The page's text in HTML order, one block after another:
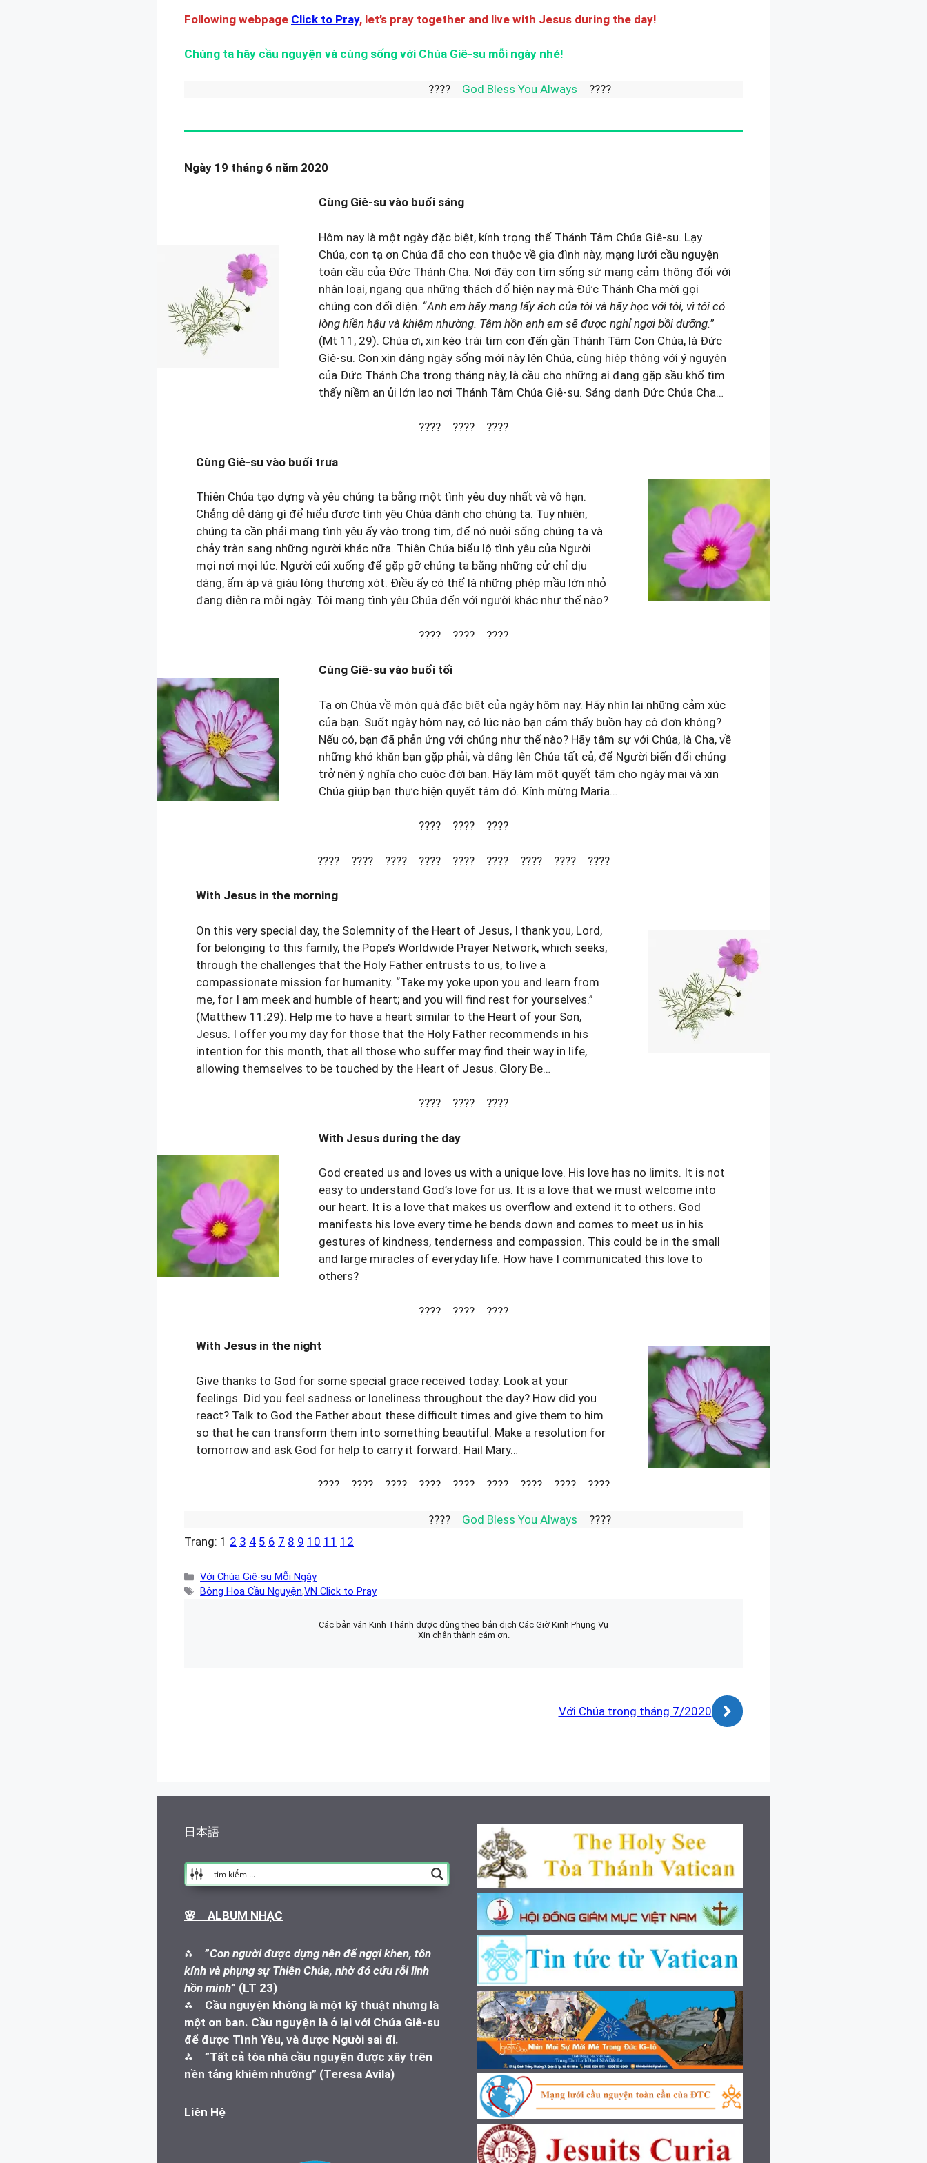
Following webpage Click to Pray, let’s pray together and live with Jesus during the day!
Chúng ta hãy cầu nguyện và cùng sống với Chúa Giê-su mỗi ngày nhé!
????God Bless You Always
Ngày 19 tháng 6 năm 2020
Cùng Giê-su vào buổi sáng
Hôm nay là một ngày đặc biệt, kính trọng thể Thánh Tâm Chúa Giê-su. Lạy
Chúa, con tạ ơn Chúa đã cho con thuộc về gia đình này, mạng lưới cầu nguyện
toàn cầu của Đức Thánh Cha. Nơi đây con tìm sống sứ mạng cảm thông đối với
nhân loại, ngang qua những thách đố hiện nay mà Đức Thánh Cha mời gọi
chúng con đối diện. “Anh em hãy mang lấy ách của tôi và hãy học với tôi, vì tôi có
lòng hiền hậu và khiêm nhường. Tâm hồn anh em sẽ được nghỉ ngơi bồi dưỡng.”
(Mt 11, 29). Chúa ơi, xin kéo trái tim con đến gần Thánh Tâm Con Chúa, là Đức
Giê-su. Con xin dâng ngày sống mới này lên Chúa, cùng hiệp thông với ý nguyện
của Đức Thánh Cha trong tháng này, là cầu cho những ai đang gặp sầu khổ tìm
thấy niềm an ủi lớn lao nơi Thánh Tâm Chúa Giê-su. Sáng danh Đức Chúa Cha…
???? ???? ????
Cùng Giê-su vào buổi trưa
Thiên Chúa tạo dựng và yêu chúng ta bằng một tình yêu duy nhất và vô hạn.
Chẳng dễ dàng gì để hiểu được tình yêu Chúa dành cho chúng ta. Tuy nhiên,
chúng ta cần phải mang tình yêu ấy vào trong tim, để nó nuôi sống chúng ta và
chảy tràn sang những người khác nữa. Thiên Chúa biểu lộ tình yêu của Người
mọi nơi mọi lúc. Người cúi xuống để gặp gỡ chúng ta bằng những cử chỉ dịu
dàng, ấm áp và giàu lòng thương xót. Điều ấy có thể là những phép mầu lớn nhỏ
đang diễn ra mỗi ngày. Tôi mang tình yêu Chúa đến với người khác như thế nào?
???? ???? ????
Cùng Giê-su vào buổi tối
Tạ ơn Chúa về món quà đặc biệt của ngày hôm nay. Hãy nhìn lại những cảm xúc
của bạn. Suốt ngày hôm nay, có lúc nào bạn cảm thấy buồn hay cô đơn không?
Nếu có, bạn đã phản ứng với chúng như thế nào? Hãy tâm sự với Chúa, là Cha, về
những khó khăn bạn gặp phải, và dâng lên Chúa tất cả, để Người biến đổi chúng
trở nên ý nghĩa cho cuộc đời bạn. Hãy làm một quyết tâm cho ngày mai và xin
Chúa giúp bạn thực hiện quyết tâm đó. Kính mừng Maria…
???? ???? ????
???? ???? ???? ???? ???? ???? ???? ???? ????
With Jesus in the morning
On this very special day, the Solemnity of the Heart of Jesus, I thank you, Lord,
for belonging to this family, the Pope’s Worldwide Prayer Network, which seeks,
through the challenges that the Holy Father entrusts to us, to live a
compassionate mission for humanity. “Take my yoke upon you and learn from
me, for I am meek and humble of heart; and you will find rest for yourselves.”
(Matthew 11:29). Help me to have a heart similar to the Heart of your Son,
Jesus. I offer you my day for those that the Holy Father recommends in his
intention for this month, that all those who suffer may find their way in life,
allowing themselves to be touched by the Heart of Jesus. Glory Be…
???? ???? ????
With Jesus during the day
God created us and loves us with a unique love. His love has no limits. It is not
easy to understand God’s love for us. It is a love that we must welcome into
our heart. It is a love that makes us overflow and extend it to others. God
manifests his love every time he bends down and comes to meet us in his
gestures of kindness, tenderness and compassion. This could be in the small
and large miracles of everyday life. How have I communicated this love to
others?
???? ???? ????
With Jesus in the night
Give thanks to God for some special grace received today. Look at your
feelings. Did you feel sadness or loneliness throughout the day? How did you
react? Talk to God the Father about these difficult times and give them to him
so that he can transform them into something beautiful. Make a resolution for
tomorrow and ask God for help to carry it forward. Hail Mary…
???? ???? ???? ???? ???? ???? ???? ???? ????
????God Bless You Always
Trang: 1 2 3 4 5 6 7 8 9 10 11 12
Danh
mục
Với Chúa Giê-su Mỗi Ngày
Thẻ
Bông Hoa Cầu Nguyện,VN Click to Pray
Các bản văn Kinh Thánh được dùng theo bản dịch Các Giờ Kinh Phụng Vụ
Xin chân thành cám ơn.
Với Chúa trong tháng 7/2020
日本語
🌸 ALBUM NHẠC
⁂ ”Con người được dựng nên để ngợi khen, tôn
kính và phụng sự Thiên Chúa, nhờ đó cứu rỗi linh
hồn mình” (LT 23)
⁂ Cầu nguyện không là một kỹ thuật nhưng là
một ơn ban. Cầu nguyện là ở lại với Chúa Giê-su
để được Tình Yêu, và được Người sai đi.
⁂ ”Tất cả tòa nhà cầu nguyện được xây trên
nền tảng khiêm nhường” (Teresa Avila)
Liên Hệ